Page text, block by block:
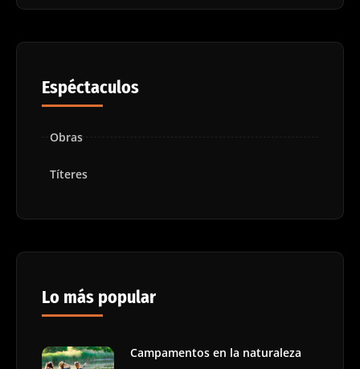
Espéctaculos
Obras
Títeres
Lo más popular
Campamentos en la naturaleza